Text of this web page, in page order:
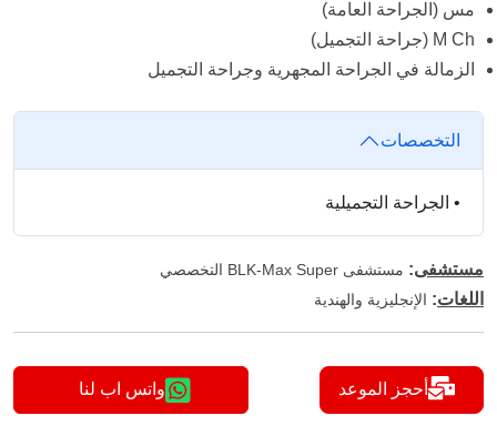
مس (الجراحة العامة)
M Ch (جراحة التجميل)
الزمالة في الجراحة المجهرية وجراحة التجميل
التخصصات
• الجراحة التجميلية
مستشفى: مستشفى BLK-Max Super التخصصي
اللغات: الإنجليزية والهندية
أحجز الموعد واتس اب لنا